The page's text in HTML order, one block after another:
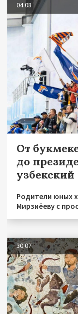
04.08
От
до
узбекский
Родители юных
Мирзиёеву с
30.07